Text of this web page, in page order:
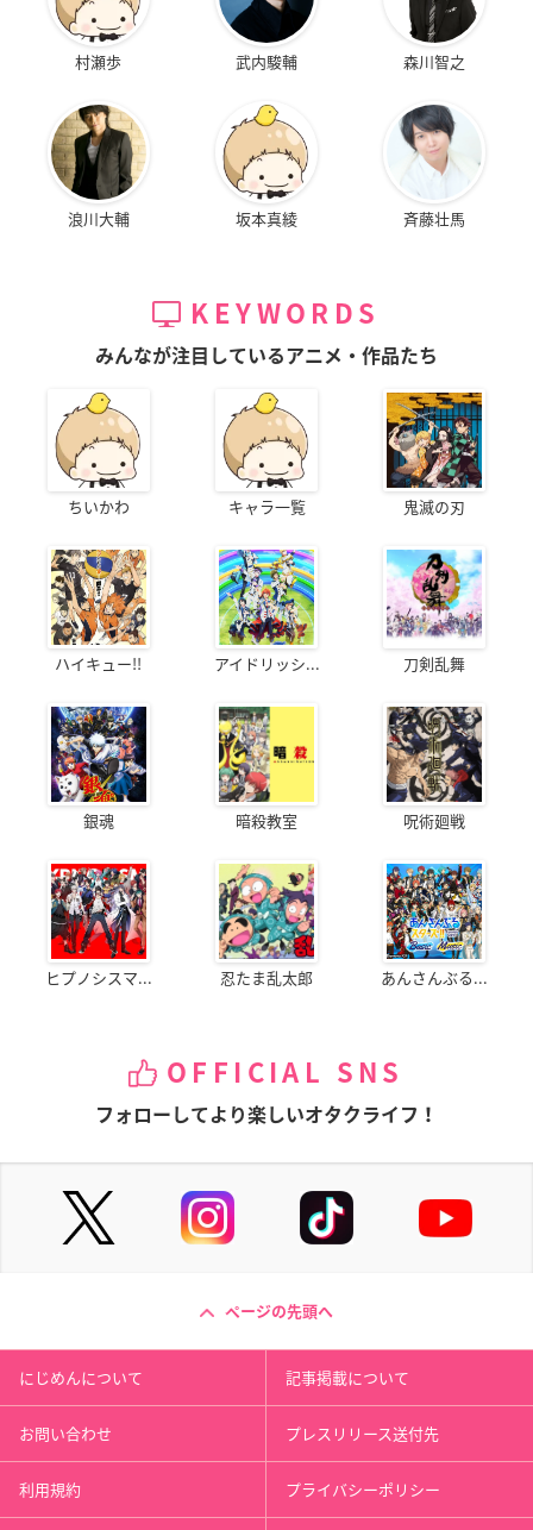
村瀬歩 武内駿輔 森川智之
浪川大輔 坂本真綾 斉藤壮馬
KEYWORDS
みんなが注目しているアニメ・作品たち
ちいかわ キャラ一覧 鬼滅の刃
ハイキュー!! アイドリッシ... 刀剣乱舞
銀魂 暗殺教室 呪術廻戦
ヒプノシスマ... 忍たま乱太郎 あんさんぶる...
OFFICIAL SNS
フォローしてより楽しいオタクライフ！
ページの先頭へ
にじめんについて 記事掲載について
お問い合わせ プレスリリース送付先
利用規約 プライバシーポリシー